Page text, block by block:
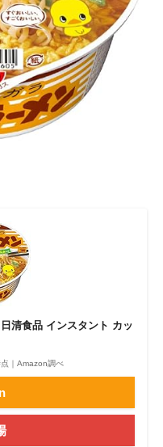
清食品 インスタント カッ
｜Amazon調べ